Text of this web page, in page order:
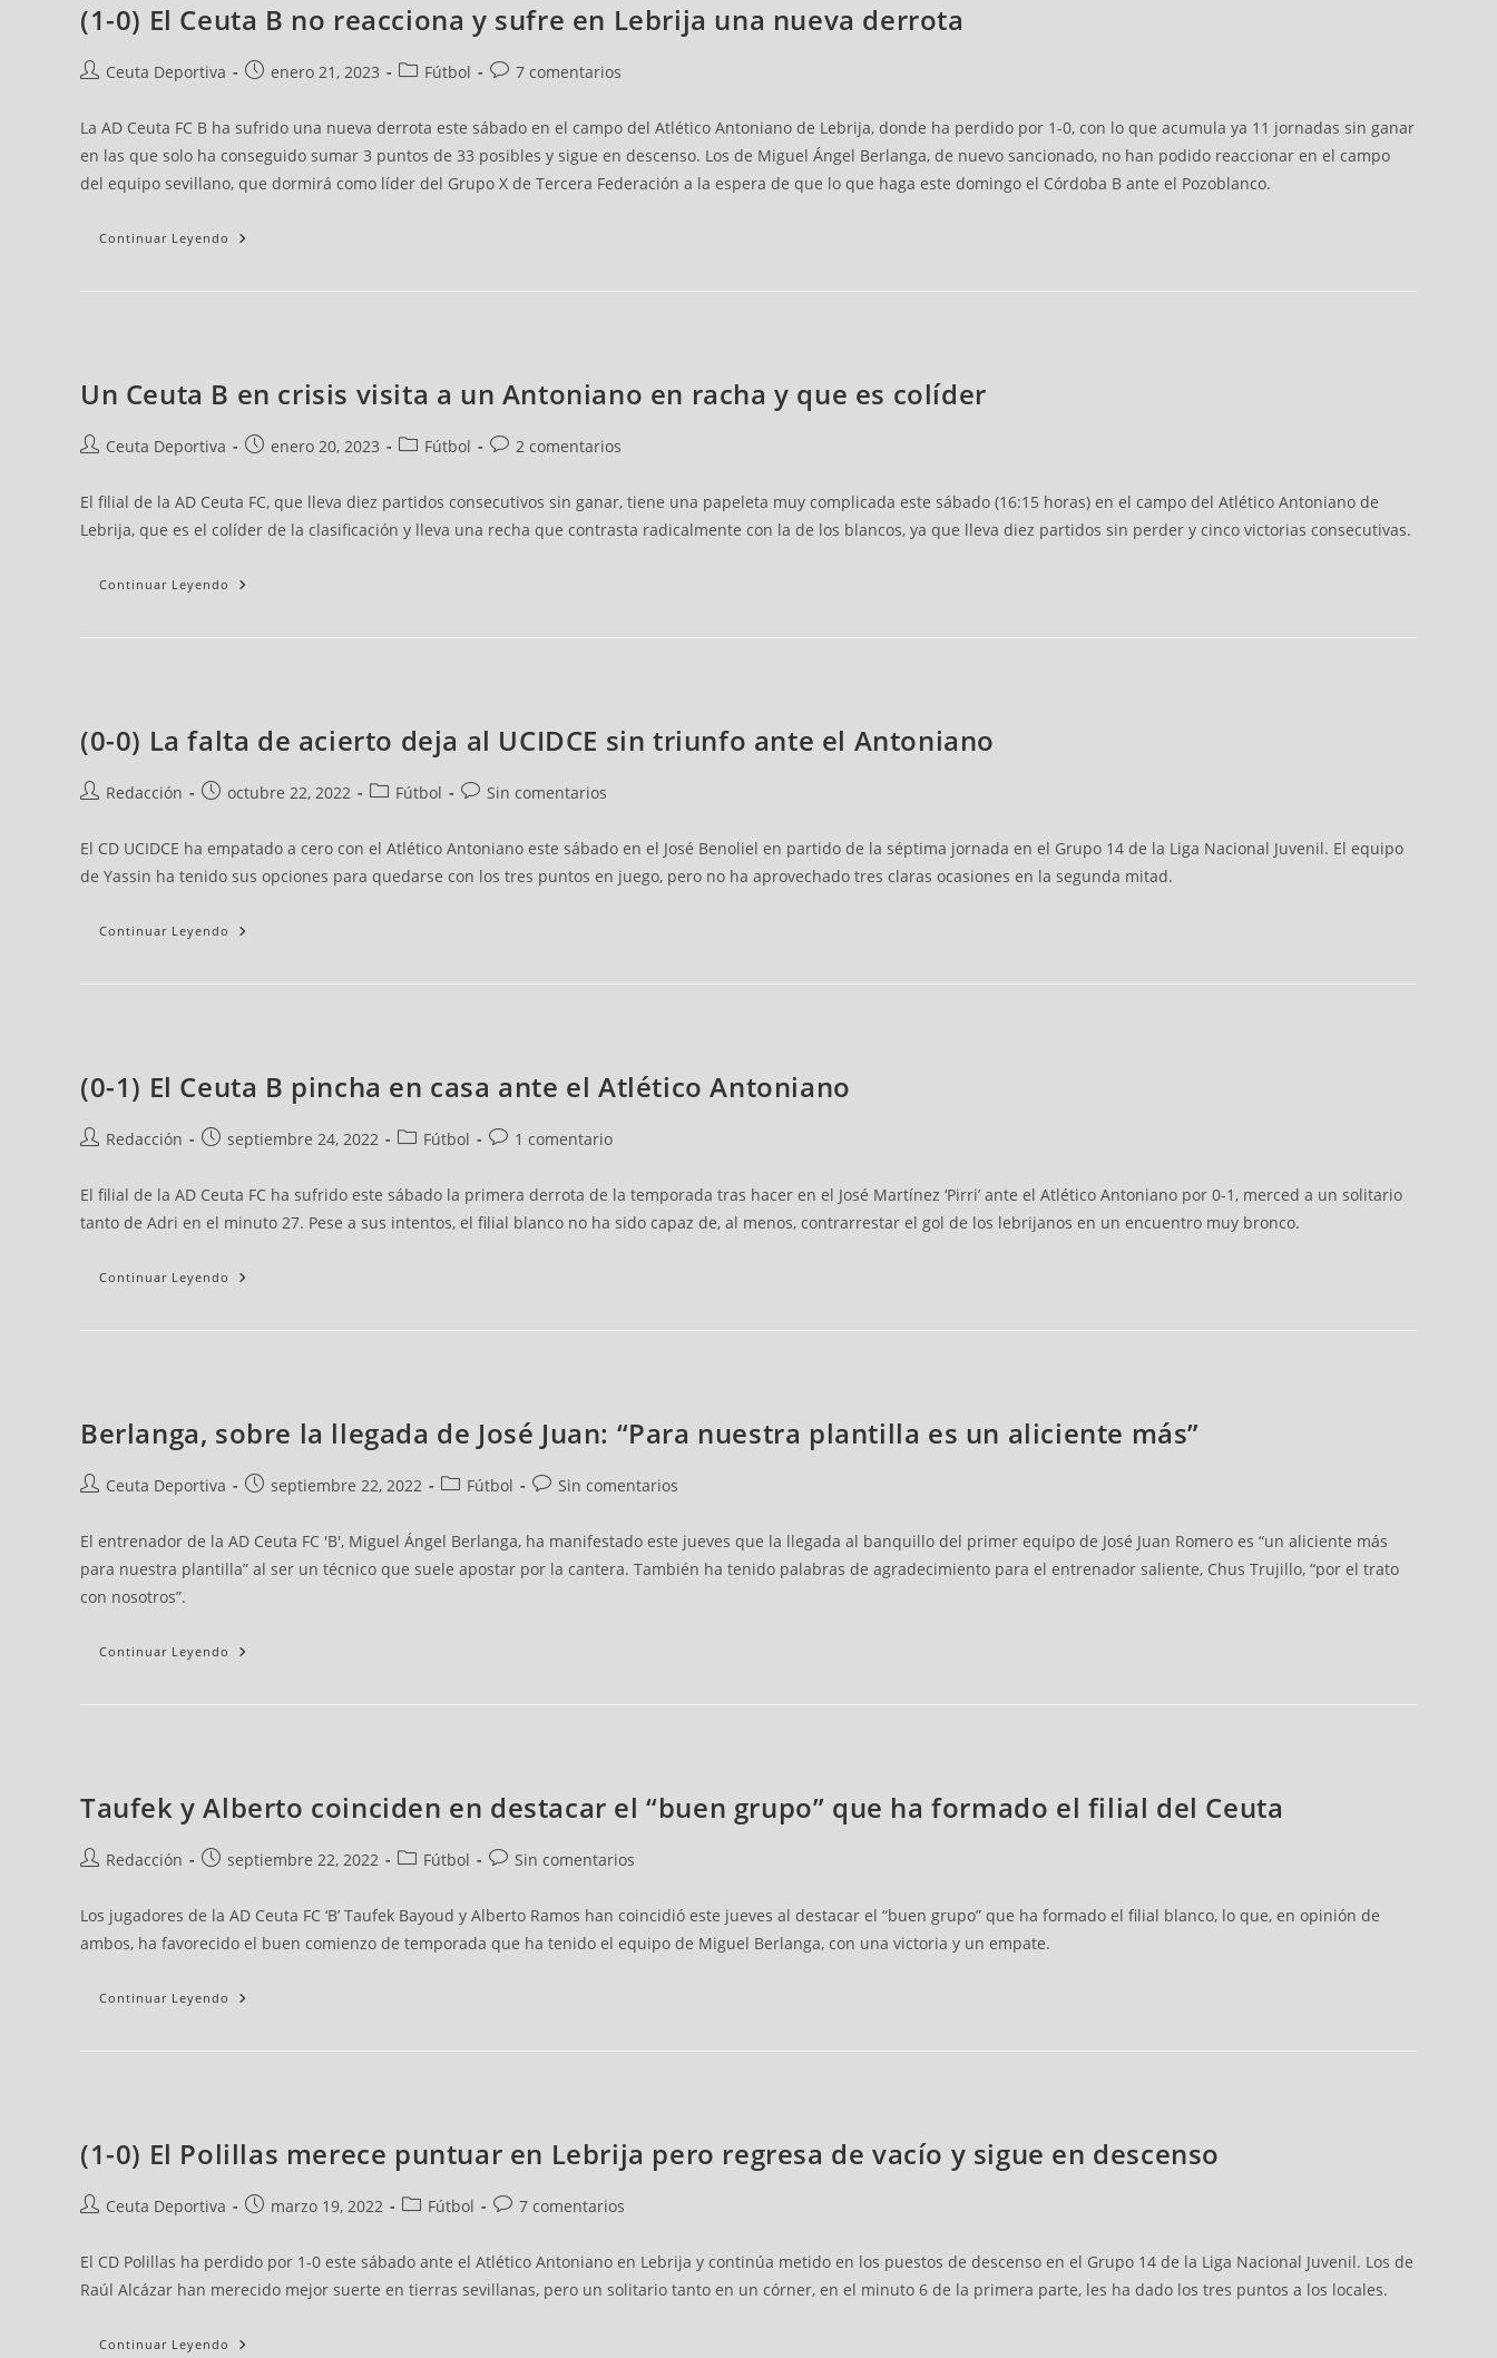
(1-0) El Ceuta B no reacciona y sufre en Lebrija una nueva derrota
Ceuta Deportiva enero 21, 2023 Fútbol 7 comentarios
La AD Ceuta FC B ha sufrido una nueva derrota este sábado en el campo del Atlético Antoniano de Lebrija, donde ha perdido por 1-0, con lo que acumula ya 11 jornadas sin ganar
en las que solo ha conseguido sumar 3 puntos de 33 posibles y sigue en descenso. Los de Miguel Ángel Berlanga, de nuevo sancionado, no han podido reaccionar en el campo
del equipo sevillano, que dormirá como líder del Grupo X de Tercera Federación a la espera de que lo que haga este domingo el Córdoba B ante el Pozoblanco.
Continuar Leyendo
Un Ceuta B en crisis visita a un Antoniano en racha y que es colíder
Ceuta Deportiva enero 20, 2023 Fútbol 2 comentarios
El filial de la AD Ceuta FC, que lleva diez partidos consecutivos sin ganar, tiene una papeleta muy complicada este sábado (16:15 horas) en el campo del Atlético Antoniano de
Lebrija, que es el colíder de la clasificación y lleva una recha que contrasta radicalmente con la de los blancos, ya que lleva diez partidos sin perder y cinco victorias consecutivas.
Continuar Leyendo
(0-0) La falta de acierto deja al UCIDCE sin triunfo ante el Antoniano
Redacción octubre 22, 2022 Fútbol Sin comentarios
El CD UCIDCE ha empatado a cero con el Atlético Antoniano este sábado en el José Benoliel en partido de la séptima jornada en el Grupo 14 de la Liga Nacional Juvenil. El equipo
de Yassin ha tenido sus opciones para quedarse con los tres puntos en juego, pero no ha aprovechado tres claras ocasiones en la segunda mitad.
Continuar Leyendo
(0-1) El Ceuta B pincha en casa ante el Atlético Antoniano
Redacción septiembre 24, 2022 Fútbol 1 comentario
El filial de la AD Ceuta FC ha sufrido este sábado la primera derrota de la temporada tras hacer en el José Martínez ‘Pirri’ ante el Atlético Antoniano por 0-1, merced a un solitario
tanto de Adri en el minuto 27. Pese a sus intentos, el filial blanco no ha sido capaz de, al menos, contrarrestar el gol de los lebrijanos en un encuentro muy bronco.
Continuar Leyendo
Berlanga, sobre la llegada de José Juan: “Para nuestra plantilla es un aliciente más”
Ceuta Deportiva septiembre 22, 2022 Fútbol Sin comentarios
El entrenador de la AD Ceuta FC 'B', Miguel Ángel Berlanga, ha manifestado este jueves que la llegada al banquillo del primer equipo de José Juan Romero es “un aliciente más
para nuestra plantilla” al ser un técnico que suele apostar por la cantera. También ha tenido palabras de agradecimiento para el entrenador saliente, Chus Trujillo, “por el trato
con nosotros”.
Continuar Leyendo
Taufek y Alberto coinciden en destacar el “buen grupo” que ha formado el filial del Ceuta
Redacción septiembre 22, 2022 Fútbol Sin comentarios
Los jugadores de la AD Ceuta FC ‘B’ Taufek Bayoud y Alberto Ramos han coincidió este jueves al destacar el “buen grupo” que ha formado el filial blanco, lo que, en opinión de
ambos, ha favorecido el buen comienzo de temporada que ha tenido el equipo de Miguel Berlanga, con una victoria y un empate.
Continuar Leyendo
(1-0) El Polillas merece puntuar en Lebrija pero regresa de vacío y sigue en descenso
Ceuta Deportiva marzo 19, 2022 Fútbol 7 comentarios
El CD Polillas ha perdido por 1-0 este sábado ante el Atlético Antoniano en Lebrija y continúa metido en los puestos de descenso en el Grupo 14 de la Liga Nacional Juvenil. Los de
Raúl Alcázar han merecido mejor suerte en tierras sevillanas, pero un solitario tanto en un córner, en el minuto 6 de la primera parte, les ha dado los tres puntos a los locales.
Continuar Leyendo